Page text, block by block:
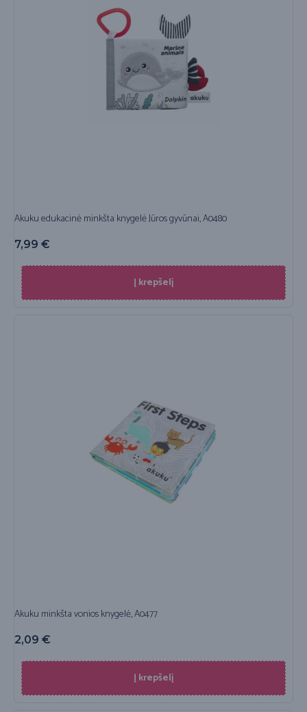
Akuku edukacinė minkšta knygelė Jūros gyvūnai, A0480
7,99 €
Į krepšelį
Akuku minkšta vonios knygelė, A0477
2,09 €
Į krepšelį